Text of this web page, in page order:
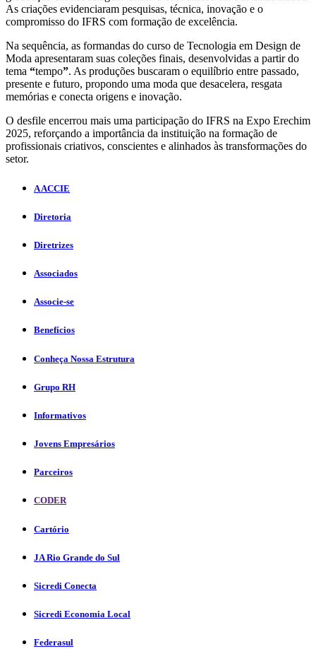
As criações evidenciaram pesquisas, técnica, inovação e o
compromisso do IFRS com formação de excelência.
Na sequência, as formandas do curso de Tecnologia em Design de
Moda apresentaram suas coleções finais, desenvolvidas a partir do
tema “tempo”. As produções buscaram o equilíbrio entre passado,
presente e futuro, propondo uma moda que desacelera, resgata
memórias e conecta origens e inovação.
O desfile encerrou mais uma participação do IFRS na Expo Erechim
2025, reforçando a importância da instituição na formação de
profissionais criativos, conscientes e alinhados às transformações do
setor.
A ACCIE
Diretoria
Diretrizes
Associados
Associe-se
Benefícios
Conheça Nossa Estrutura
Grupo RH
Informativos
Jovens Empresários
Parceiros
CODER
Cartório
JA Rio Grande do Sul
Sicredi Conecta
Sicredi Economia Local
Federasul